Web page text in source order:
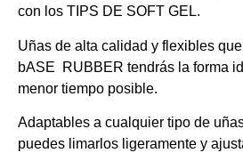
con los TIPS DE SOFT GEL.
Uñas de alta calidad y flexibles
bASE RUBBER tendrás la forma
menor tiempo posible.
Adaptables a cualquier tipo de
puedes limarlos ligeramente y